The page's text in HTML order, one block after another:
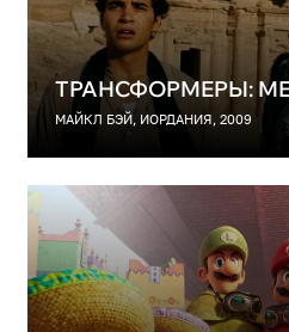
ТРАНСФОРМЕРЫ:
МАЙКЛ БЭЙ, ИОРДАНИЯ, 2009